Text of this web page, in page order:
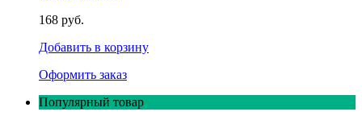
168 руб.
Добавить в корзину
Оформить заказ
Популярный товар